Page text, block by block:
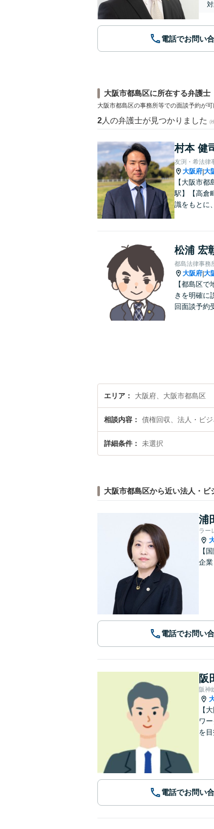
対
電話でお問い
大阪市都島区に所在する弁護士
大阪市都島区の事務所等での面談予約が可
2 人の弁護士が見つかりました (
村本 健
友渕・希法律
大阪府|大
【大阪市
駅】【高倉
識をもとに
松浦 宏
都島法律事務
大阪府|大
【都島区
きを明確に
回面談予約
エリア 大阪府、大阪市都島区
相談内容 債権回収、法人・ビジ
詳細条件 未選択
大阪市都島区から近い法人・ビ
浦
ラー
【
企
電話でお問い
阪
阪神
【
ワ
を
電話でお問い